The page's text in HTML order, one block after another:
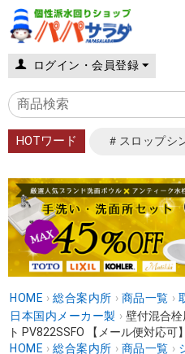
ログイン・会員登録
HOTワード ＃スロップシ
HOME › 総合案内所 › 商品一覧 ›
日本国内メーカー製 › 壁付混合栓
ト PV822SSFO 【メール便対応可】
HOME › 総合案内所 › 商品一覧 ›